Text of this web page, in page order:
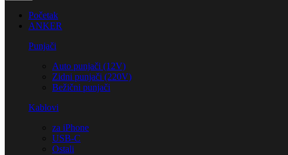
Početak
ANKER
Punjači
Auto punjači (12V)
Zidni punjači (220V)
Bežični punjači
Kablovi
za iPhone
USB-C
Ostali